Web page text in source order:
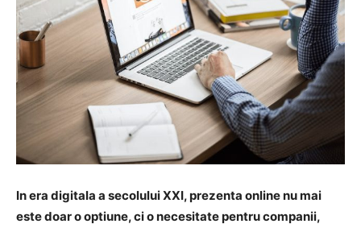
In era digitala a secolului XXI, prezenta online nu mai
este doar o optiune, ci o necesitate pentru companii,